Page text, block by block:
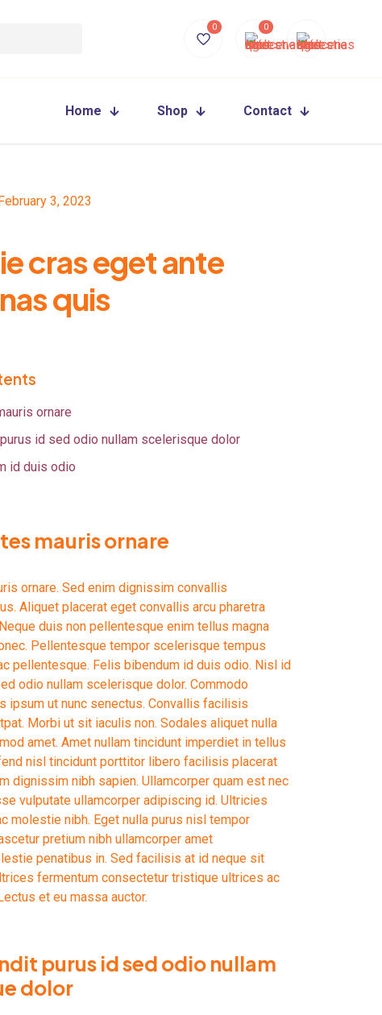
0 0
Home Shop Contact
3, 2023
cras eget ante
quis
ornare
id sed odio nullam scelerisque dolor
id duis odio
mauris ornare
ornare. Sed enim dignissim convallis
Aliquet placerat eget convallis arcu pharetra
duis non pellentesque enim tellus magna
Pellentesque tempor scelerisque tempus
pellentesque. Felis bibendum id duis odio. Nisl id
odio nullam scelerisque dolor. Commodo
ipsum ut nunc senectus. Convallis facilisis
Morbi ut sit iaculis non. Sodales aliquet nulla
amet. Amet nullam tincidunt imperdiet in tellus
nisl tincidunt porttitor libero facilisis placerat
dignissim nibh sapien. Ullamcorper quam est nec
vulputate ullamcorper adipiscing id. Ultricies
molestie nibh. Eget nulla purus nisl tempor
pretium nibh ullamcorper amet
penatibus in. Sed facilisis at id neque sit
fermentum consectetur tristique ultrices ac
et eu massa auctor.
purus id sed odio nullam
dolor